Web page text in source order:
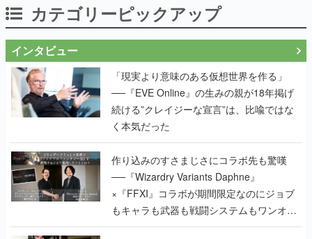
カテゴリーピックアップ
インタビュー
「現実より意味のある仮想世界を作る」
──『EVE Online』の生みの親が18年掲げ
続ける”クレイジーな宣言”は、比喩ではな
く本気だった
作り込みのすさまじさにコラボ先も驚嘆
──『Wizardry Variants Daphne』
×『FFXI』コラボが期間限定なのにジョブ
もキャラも武器も戦闘システムもワンオフ
で作り込まれた理由を両ディレクターに聞